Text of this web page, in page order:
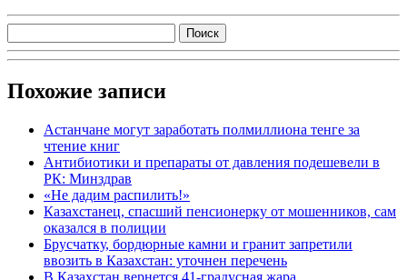
Похожие записи
Астанчане могут заработать полмиллиона тенге за
чтение книг
Антибиотики и препараты от давления подешевели в
РК: Минздрав
«Не дадим распилить!»
Казахстанец, спасший пенсионерку от мошенников, сам
оказался в полиции
Брусчатку, бордюрные камни и гранит запретили
ввозить в Казахстан: уточнен перечень
В Казахстан вернется 41-градусная жара